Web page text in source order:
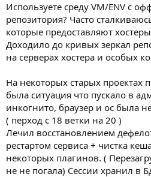
Используете среду VM/ENV с
репозитория? Часто
которые предоставляют
Доходило до кривых зеркал
на серверах хостера и особых
На некоторых старых проектах
была ситуация что пускало в
инкогнито, браузер и ос была
( перход с 18 ветки на 20 )
Лечил восстановлением
рестартом сервиса + чистка
некоторых плагинов. (
не не погала) Сессии хранил в